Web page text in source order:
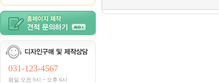
031-123-4567
평일 오전 9시 ~ 오후 6시